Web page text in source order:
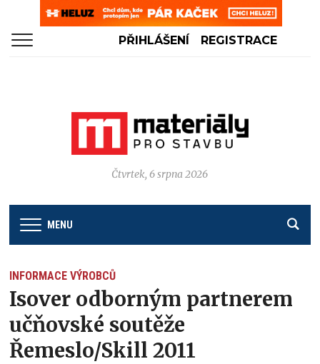
PŘIHLÁŠENÍ REGISTRACE
Čtvrtek, 6 srpna 2026
MENU
INFORMACE VÝROBCŮ
Isover odborným partnerem
učňovské soutěže
Řemeslo/Skill 2011